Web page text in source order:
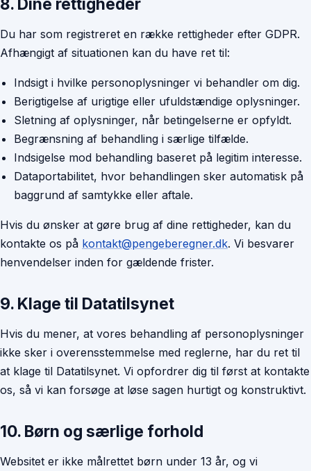
8. Dine rettigheder
Du har som registreret en række rettigheder efter GDPR.
Afhængigt af situationen kan du have ret til:
Indsigt i hvilke personoplysninger vi behandler om dig.
Berigtigelse af urigtige eller ufuldstændige oplysninger.
Sletning af oplysninger, når betingelserne er opfyldt.
Begrænsning af behandling i særlige tilfælde.
Indsigelse mod behandling baseret på legitim interesse.
Dataportabilitet, hvor behandlingen sker automatisk på
baggrund af samtykke eller aftale.
Hvis du ønsker at gøre brug af dine rettigheder, kan du
kontakte os på kontakt@pengeberegner.dk. Vi besvarer
henvendelser inden for gældende frister.
9. Klage til Datatilsynet
Hvis du mener, at vores behandling af personoplysninger
ikke sker i overensstemmelse med reglerne, har du ret til
at klage til Datatilsynet. Vi opfordrer dig til først at kontakte
os, så vi kan forsøge at løse sagen hurtigt og konstruktivt.
10. Børn og særlige forhold
Websitet er ikke målrettet børn under 13 år, og vi